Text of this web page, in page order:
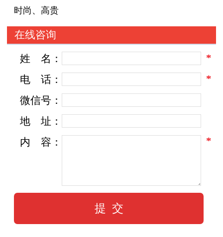
打造时尚、舒适且耐穿的鞋履。无论是高跟鞋、
质上追求卓越，以满足消费者对于时尚和品质的
追求。
蝶澳女鞋以其独特的设计风格而脱颖而出。
品牌注重时尚潮流的引领，不断推陈出新，将经
典与创新相结合。无论是简约优雅还是个性时
尚，蝶澳女鞋都能够满足不同消费者的需求。品
时散发自信和魅力。
时尚、高贵
在线咨询
姓
名：
*
电
话：
*
微信号：
地
址：
内
容： *